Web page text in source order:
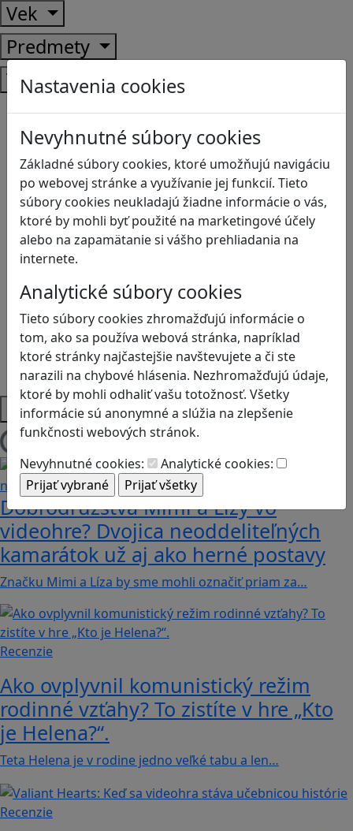
Nastavenia cookies
Nevyhnutné súbory cookies
Základné súbory cookies, ktoré umožňujú navigáciu
po webovej stránke a využívanie jej funkcií. Tieto
súbory cookies neukladajú žiadne informácie o vás,
ktoré by mohli byť použité na marketingové účely
alebo na zapamätanie si vášho prehliadania na
internete.
Analytické súbory cookies
Tieto súbory cookies zhromažďujú informácie o
tom, ako sa používa webová stránka, napríklad
ktoré stránky najčastejšie navštevujete a či ste
narazili na chybové hlásenia. Nezhromažďujú údaje,
ktoré by mohli odhaliť vašu totožnosť. Všetky
informácie sú anonymné a slúžia na zlepšenie
funkčnosti webových stránok.
Nevyhnutné cookies:
Analytické cookies:
Vek
Predmety
Témy
Bezpečnosť na internete
Čítanie s porozumením
Digitálna rovnováha
Ekológia
Globálne vzdelávanie
Kreativita
Kritické myslenie
Kyberšikana
Logické myslenie
Motorika a koncentrácia
Programovanie/Technika
Sociálne zručnosti a kooperácia
Strategické myslenie
Zdravie a pohyb
Platformy
Dobrodružstvá Mimi a Lízy vo
videohre? Dvojica neoddeliteľných
kamarátok už aj ako herné postavy
Značku Mimi a Líza by sme mohli označiť priam za…
Recenzie
Ako ovplyvnil komunistický režim
rodinné vzťahy? To zistíte v hre „Kto
je Helena?“.
Teta Helena je v rodine jedno veľké tabu a len…
Recenzie